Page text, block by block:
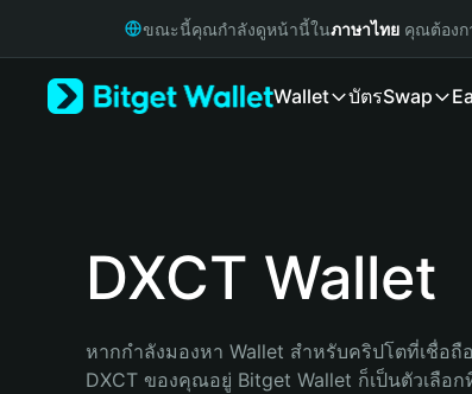
Русский
Bahasa Indonesia
ขณะนี้คุณกำลังดูหน้านี้ในภาษาไทย คุณต้องก
Wallet บัตรSwap
DXCT Wallet
หากกำลังมองหา Wallet สำหรับคริปโตที่เชื่อถื
DXCT ของคุณอยู่ Bitget Wallet ก็เป็นตัวเลือ